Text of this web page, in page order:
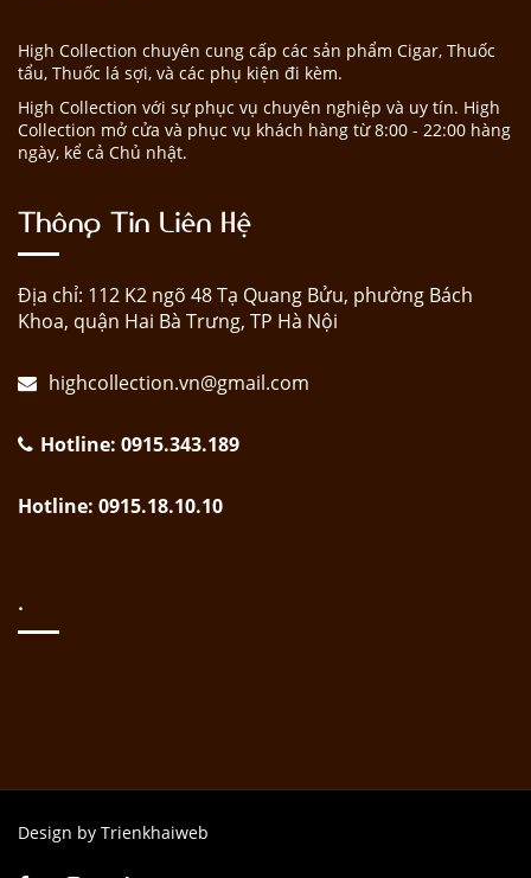
High Collection chuyên cung cấp các sản phẩm Cigar, Thuốc
tẩu, Thuốc lá sợi, và các phụ kiện đi kèm.
High Collection với sự phục vụ chuyên nghiệp và uy tín. High
Collection mở cửa và phục vụ khách hàng từ 8:00 - 22:00 hàng
ngày, kể cả Chủ nhật.
Thông Tin Liên Hệ
Địa chỉ: 112 K2 ngõ 48 Tạ Quang Bửu, phường Bách
Khoa, quận Hai Bà Trưng, TP Hà Nội
highcollection.vn@gmail.com
Hotline: 0915.343.189
Hotline: 0915.18.10.10
.
Design by Trienkhaiweb